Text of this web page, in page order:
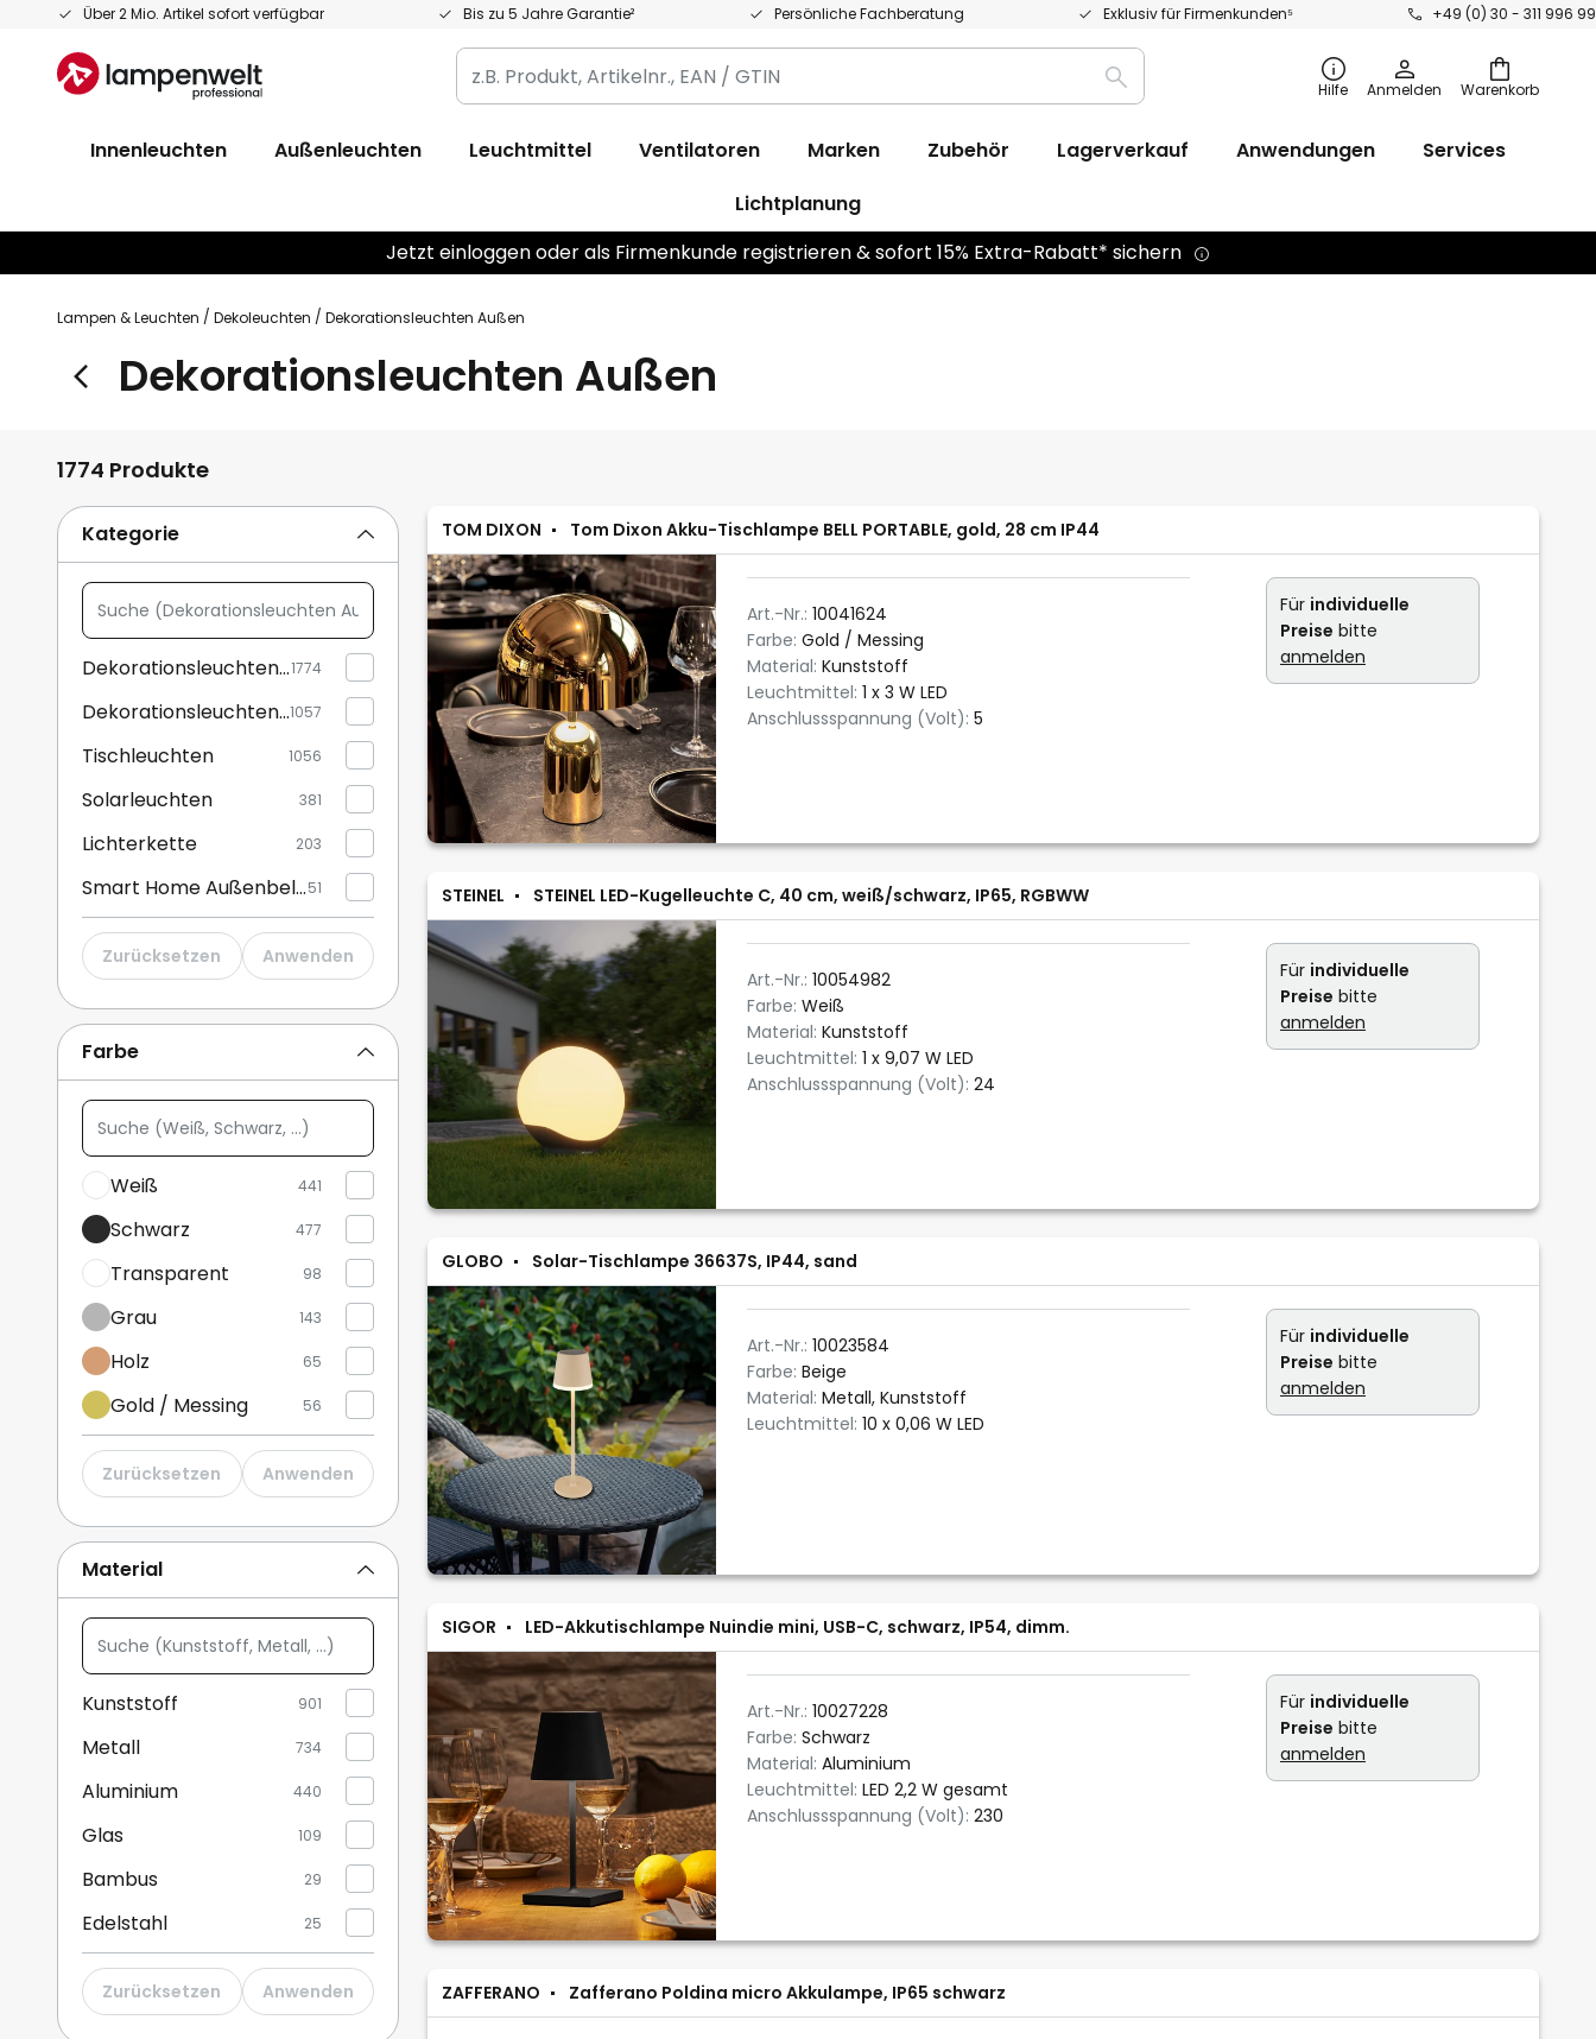
Über 2 Mio. Artikel sofort verfügbar Bis zu 5 Jahre Garantie² Persönliche Fachberatung Exklusiv für Firmenkunden⁵ +49 (0) 30 - 311 996 99
Zum
springen
Warenkorb
z.B.
Produkt,
EAN
Suche Hilfe Anmelden
Innenleuchten Außenleuchten Leuchtmittel Ventilatoren Marken Zubehör Lagerverkauf Anwendungen
Services
Lichtplanung
Jetzt einloggen oder als Firmenkunde registrieren & sofort 15% Extra-Rabatt* sichern
Lampen & Leuchten Dekoleuchten Dekorationsleuchten Außen
Dekorationsleuchten Außen
TOM DIXON Tom Dixon Akku-Tischlampe BELL PORTABLE, gold, 28 cm IP44
Art.-Nr.: 10041624
Farbe: Gold / Messing
Material: Kunststoff
Leuchtmittel: 1 x 3 W LED
Anschlussspannung (Volt): 5
Für individuelle
Preise bitte
anmelden
STEINEL STEINEL LED-Kugelleuchte C, 40 cm, weiß/schwarz, IP65, RGBWW
Art.-Nr.: 10054982
Farbe: Weiß
Material: Kunststoff
Leuchtmittel: 1 x 9,07 W LED
Anschlussspannung (Volt): 24
Für individuelle
Preise bitte
anmelden
GLOBO Solar-Tischlampe 36637S, IP44, sand
Art.-Nr.: 10023584
Farbe: Beige
Material: Metall, Kunststoff
Leuchtmittel: 10 x 0,06 W LED
Für individuelle
Preise bitte
anmelden
SIGOR LED-Akkutischlampe Nuindie mini, USB-C, schwarz, IP54, dimm.
Art.-Nr.: 10027228
Farbe: Schwarz
Material: Aluminium
Leuchtmittel: LED 2,2 W gesamt
Anschlussspannung (Volt): 230
Für individuelle
Preise bitte
anmelden
ZAFFERANO Zafferano Poldina micro Akkulampe, IP65 schwarz
Kategorie
Suche
(Dekorationsleuchten
Außen,
Innen,
...)
Dekorationsleuchten Außen1774
Dekorationsleuchten Innen1057
Tischleuchten 1056
Solarleuchten 381
Lichterkette 203
Smart Home Außenbeleuchtung51
Außenstrahler und Gartenstrahler 25
LED-Strips 24
Smart Home Innenbeleuchtung 23
Lichtschlauch
Weitere anzeigen
Zurücksetzen Anwenden
Farbe
Suche
(Weiß,
Schwarz,
...)
Weiß 441
Schwarz 477
Transparent 98
Grau 143
Holz 65
Gold / Messing 56
Blau 39
Grün 123
Beige 115
Braun / Rost
Weitere anzeigen
Zurücksetzen Anwenden
Material
Suche
(Kunststoff,
Metall,
Kunststoff 901
Metall 734
Aluminium 440
Glas 109
Bambus 29
Edelstahl 25
Stein 15
Stoff / Textil 6
Zurücksetzen Anwenden
1774 Produkte